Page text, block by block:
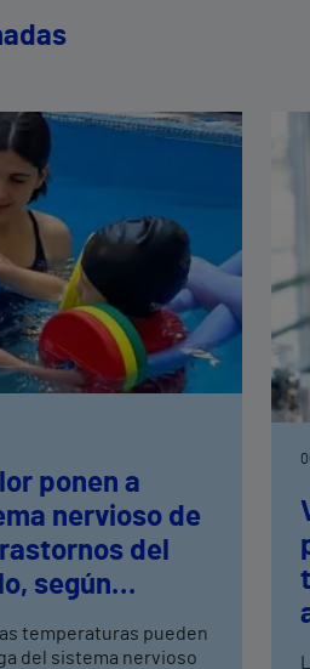
ponen a
nervioso de
del
según
temperaturas pueden
del sistema nervioso